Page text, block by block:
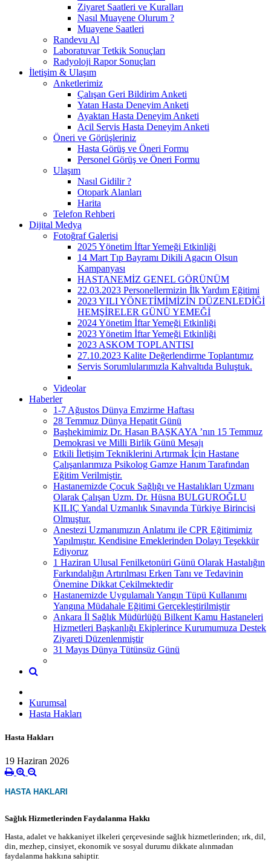
Ziyaret Saatleri ve Kuralları
Nasıl Muayene Olurum ?
Muayene Saatleri
Randevu Al
Laboratuvar Tetkik Sonuçları
Radyoloji Rapor Sonuçları
İletişim & Ulaşım
Anketlerimiz
Çalışan Geri Bildirim Anketi
Yatan Hasta Deneyim Anketi
Ayaktan Hasta Deneyim Anketi
Acil Servis Hasta Deneyim Anketi
Öneri ve Görüşleriniz
Hasta Görüş ve Öneri Formu
Personel Görüş ve Öneri Formu
Ulaşım
Nasıl Gidilir ?
Otopark Alanları
Harita
Telefon Rehberi
Dijital Medya
Fotoğraf Galerisi
2025 Yönetim İftar Yemeği Etkinliği
14 Mart Tıp Bayramı Dikili Agacın Olsun
Kampanyası
HASTANEMİZ GENEL GÖRÜNÜM
22.03.2023 Personellermizin İlk Yardım Eğitimi
2023 YILI YÖNETİMİMİZİN DÜZENLEDİĞİ
HEMŞİRELER GÜNÜ YEMEĞİ
2024 Yönetim İftar Yemeği Etkinliği
2023 Yönetim İftar Yemeği Etkinliği
2023 ASKOM TOPLANTISI
27.10.2023 Kalite Değerlendirme Toplantımız
Servis Sorumlularımızla Kahvaltıda Buluştuk.
Videolar
Haberler
1-7 Ağustos Dünya Emzirme Haftası
28 Temmuz Dünya Hepatit Günü
Başhekimimiz Dr. Hasan BAŞKAYA ’nın 15 Temmuz
Demokrasi ve Milli Birlik Günü Mesajı
Etkili İletişim Tekniklerini Artırmak İçin Hastane
Çalışanlarımıza Psikolog Gamze Hanım Tarafından
Eğitim Verilmiştir.
Hastanemizde Çocuk Sağlığı ve Hastalıkları Uzmanı
Olarak Çalışan Uzm. Dr. Hüsna BULGUROĞLU
KILIÇ Yandal Uzmanlık Sınavında Türkiye Birincisi
Olmuştur.
Anestezi Uzmanımızın Anlatımı ile CPR Eğitimimiz
Yapılmıştır. Kendisine Emeklerinden Dolayı Teşekkür
Ediyoruz
1 Haziran Ulusal Fenilketonüri Günü Olarak Hastalığın
Farkındalığın Artırılması Erken Tanı ve Tedavinin
Önemine Dikkat Çekilmektedir
Hastanemizde Uygulamalı Yangın Tüpü Kullanımı
Yangına Müdahale Eğitimi Gerçekleştirilmiştir
Ankara İl Sağlık Müdürlüğü Bilkent Kamu Hastaneleri
Hizmetleri Başkanlığı Ekiplerince Kurumumuza Destek
Ziyareti Düzenlenmiştir
31 Mayıs Dünya Tütünsüz Günü
Kurumsal
Hasta Hakları
Hasta Hakları
19 Haziran 2026
HASTA HAKLARI
Sağlık Hizmetlerinden Faydalanma Hakkı
Hasta, adalet ve hakkaniyet ilkeleri çerçevesinde sağlık hizmetlerinden; ırk, dil,
din, mezhep, cinsiyet, ekonomik ve sosyal durumu dikkate alınmadan
faydalanma hakkına sahiptir.